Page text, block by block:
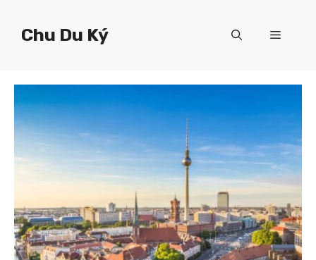
Chu Du Ký Menu